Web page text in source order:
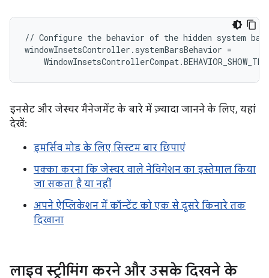
// Configure the behavior of the hidden system
windowInsetsController.systemBarsBehavior =
इनसेट और जेस्चर मैनेजमेंट के बारे में ज़्यादा जानने के लिए, यहां
देखें:
इमर्सिव मोड के लिए सिस्टम बार छिपाएं
पक्का करना कि जेस्चर वाले नेविगेशन का इस्तेमाल किया
जा सकता है या नहीं
अपने ऐप्लिकेशन में कॉन्टेंट को एक से दूसरे किनारे तक
दिखाना
लाइव स्ट्रीमिंग करने और उसके दिखने के